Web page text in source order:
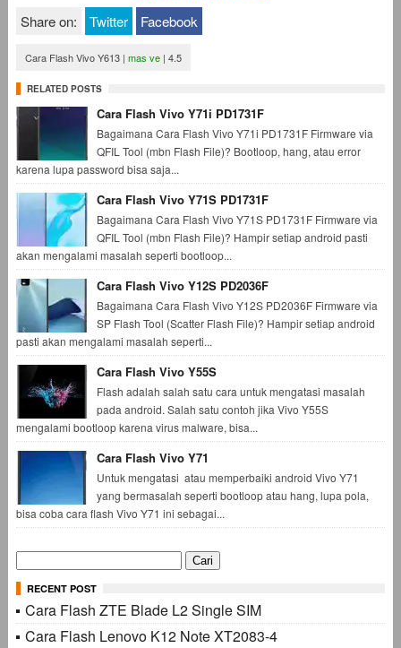
Share on: Twitter Facebook
Cara Flash Vivo Y613| mas ve | 4.5
RELATED POSTS
Cara Flash Vivo Y71i PD1731F
Bagaimana Cara Flash Vivo Y71i PD1731F Firmware via
QFIL Tool (mbn Flash File)? Bootloop, hang, atau error
karena lupa password bisa saja...
Cara Flash Vivo Y71S PD1731F
Bagaimana Cara Flash Vivo Y71S PD1731F Firmware via
QFIL Tool (mbn Flash File)? Hampir setiap android pasti
akan mengalami masalah seperti bootloop...
Cara Flash Vivo Y12S PD2036F
Bagaimana Cara Flash Vivo Y12S PD2036F Firmware via
SP Flash Tool (Scatter Flash File)? Hampir setiap android
pasti akan mengalami masalah seperti...
Cara Flash Vivo Y55S
Flash adalah salah satu cara untuk mengatasi masalah
pada android. Salah satu contoh jika Vivo Y55S
mengalami bootloop karena virus malware, bisa...
Cara Flash Vivo Y71
Untuk mengatasi atau memperbaiki android Vivo Y71
yang bermasalah seperti bootloop atau hang, lupa pola,
bisa coba cara flash Vivo Y71 ini sebagai...
Cari
untuk:
RECENT POST
Cara Flash ZTE Blade L2 Single SIM
Cara Flash Lenovo K12 Note XT2083-4